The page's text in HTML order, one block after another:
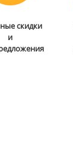
75
B-056-003
скидки
и